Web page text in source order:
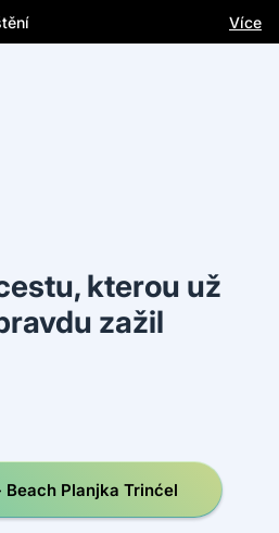
Více
kterou už
zažil
Planjka Trinćel